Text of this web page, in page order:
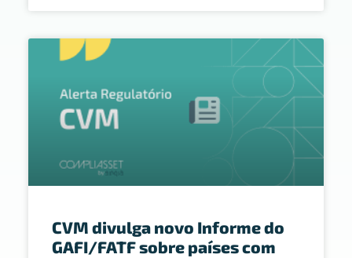
CVM divulga novo Informe do
GAFI/FATF sobre países com